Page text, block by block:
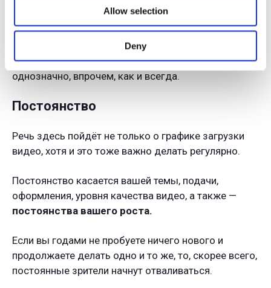
Allow selection
Deny
А теперь, когда в Шортсах есть функция под
названием «Видео по теме», вы также можете
перегонять трафик и из коротких видео. Только
будьте аккуратны: с Шортсами не всё так просто и
однозначно, впрочем, как и всегда.
Постоянство
Речь здесь пойдёт не только о графике загрузки
видео, хотя и это тоже важно делать регулярно.
Постоянство касается вашей темы, подачи,
оформления, уровня качества видео, а также —
постоянства вашего роста.
Если вы годами не пробуете ничего нового и
продолжаете делать одно и то же, то, скорее всего,
постоянные зрители начнут отваливаться.